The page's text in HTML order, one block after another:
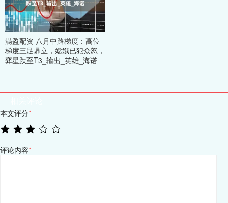
满盈配资 八月中路梯度：高位
梯度三足鼎立，嫦娥已犯众怒，
弈星跌至T3_输出_英雄_海诺
本文评分*
评论内容*